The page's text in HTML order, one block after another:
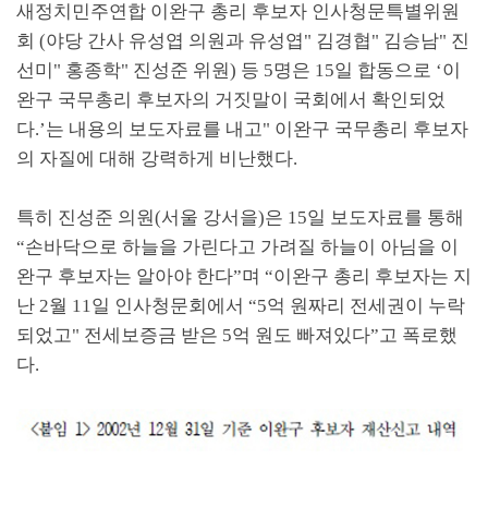
새정치민주연합 이완구 총리 후보자 인사청문특별위원
회 (야당 간사 유성엽 의원과 유성엽" 김경협" 김승남" 진
선미 " 홍종학" 진성준 위원) 등 5명은 15일 합동으로 ‘이
완구 국무총리 후보자의 거짓말이 국회에서 확인되었
다.’는 내용의 보도자료를 내고" 이완구 국무총리 후보자
의 자질에 대해 강력하게 비난했다.
특히 진성준 의원(서울 강서을)은 15일 보도자료를 통해
“손바닥으로 하늘을 가린다고 가려질 하늘이 아님을 이
완구 후보자는 알아야 한다”며 “이완구 총리 후보자는 지
난 2월 11일 인사청문회에서 “5억 원짜리 전세권이 누락
되었고" 전세보증금 받은 5억 원도 빠져있다”고 폭로했
다.